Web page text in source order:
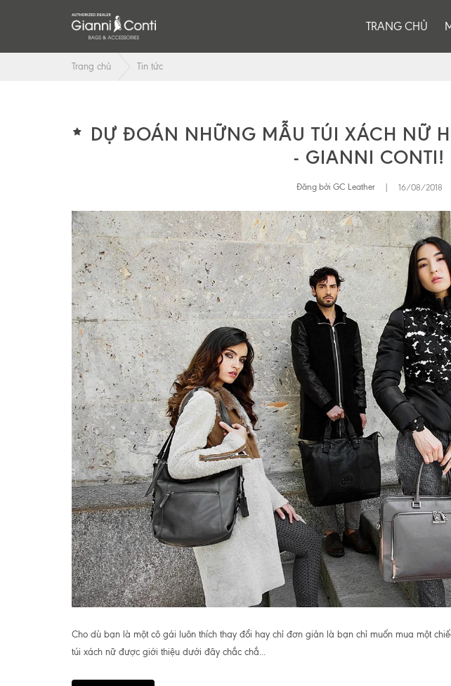
TRANG CHỦ
Trang chủ Tin tức
DỰ ĐOÁN NHỮNG MẪU TÚI XÁCH NỮ
- GIANNI CONTI!
Đăng bởi GC Leather 16/08/2018
Cho dù bạn là một cô gái luôn thích thay đổi hay chỉ đơn giản là bạn chỉ muốn mua một
túi xách nữ được giới thiệu dưới đây chắc chắ...